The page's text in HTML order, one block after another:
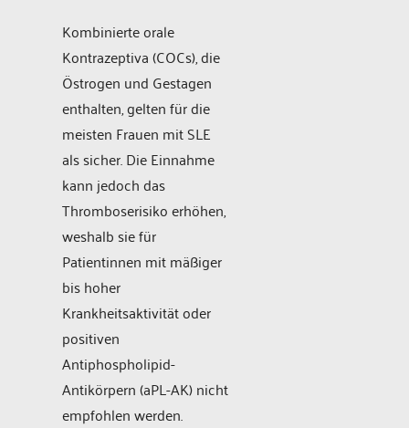
Kombinierte orale
Kontrazeptiva (COCs), die
Östrogen und Gestagen
enthalten, gelten für die
meisten Frauen mit SLE
als sicher. Die Einnahme
kann jedoch das
Thromboserisiko erhöhen,
weshalb sie für
Patientinnen mit mäßiger
bis hoher
Krankheitsaktivität oder
positiven
Antiphospholipid-
Antikörpern (aPL-AK) nicht
empfohlen werden.